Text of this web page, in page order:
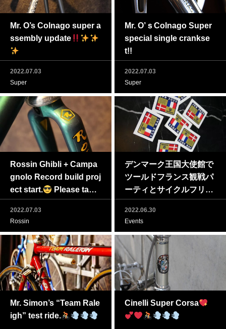
Mr. O’s Colnago super a
ssembly update
2022.07.03
Super
Mr. O’ｓColnago Super
special single crankse
t!!
2022.07.03
Super
Rossin Ghibli + Campa
gnolo Record build proj
ect start.
Please take
a closer look at “Rossin
original candy paint jo
2022.07.03
Rossin
デンマーク王国大使館で
ツールドフランス観戦パ
ーティとサイクルフリー
マーケットを開催！
2022.06.30
Events
Mr. Simon’s “Team Rale
igh” test ride.
Cinelli Super Corsa